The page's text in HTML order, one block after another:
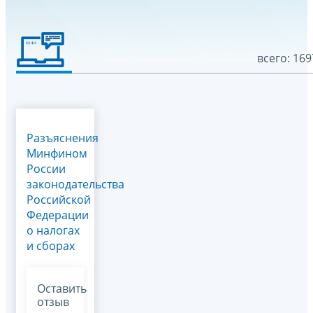
всего:
Разъяснения
Минфином
России
законодательства
Российской
Федерации
о налогах
и сборах
Оставить
отзыв